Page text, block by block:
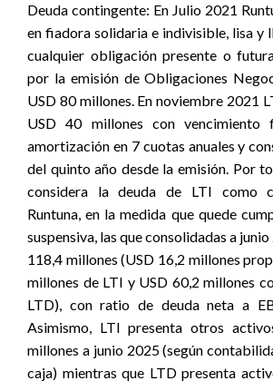
Deuda contingente: En Julio 2021
en fiadora solidaria e indivisible, lisa y
cualquier obligación presente o
por la emisión de Obligaciones
USD 80 millones. En noviembre 2021
USD 40 millones con
amortización en 7 cuotas anuales y
del quinto año desde la emisión. Por
considera la deuda de LTI como
Runtuna, en la medida que quede
suspensiva, las que consolidadas a
118,4 millones (USD 16,2 millones
millones de LTI y USD 60,2 millones
LTD), con ratio de deuda neta a
Asimismo, LTI presenta otros
millones a junio 2025 (según
caja) mientras que LTD presenta